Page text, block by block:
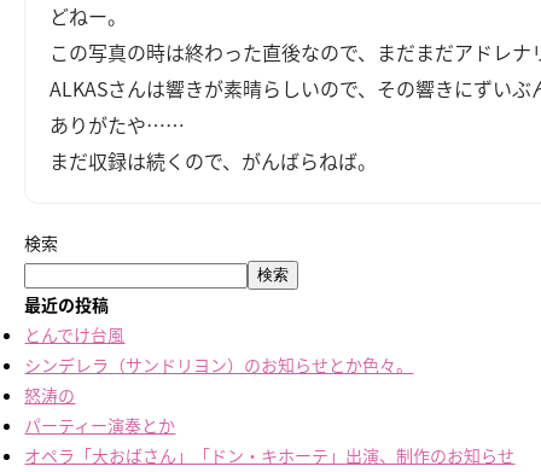
どねー。
この写真の時は終わった直後なので、まだまだアドレ
ALKASさんは響きが素晴らしいので、その響きにずい
ありがたや……
まだ収録は続くので、がんばらねば。
検索
検索
最近の投稿
とんでけ台風
シンデレラ（サンドリヨン）のお知らせとか色々。
怒涛の
パーティー演奏とか
オペラ「大おばさん」「ドン・キホーテ」出演、制作のお知らせ